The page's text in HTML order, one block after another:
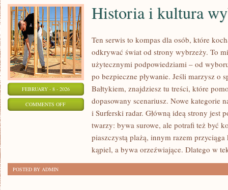
FEBRUARY - 8 - 2026
COMMENTS OFFON
WYBRZEŻY
Historia i kultura
Ten serwis to kompas dla osób, które
odkrywać świat od strony wybrzeży. To
użytecznymi podpowiedziami – od
po bezpieczne pływanie. Jeśli marzysz o
Bałtykiem, znajdziesz tu treści, które
dopasowany scenariusz. Nowe kategorie
i Surferski radar. Główną ideą strony jest
twarzy: bywa surowe, ale potrafi też być
piaszczystą plażą, innym razem
kąpiel, a bywa orzeźwiające. Dlatego w
POSTED BY ADMIN